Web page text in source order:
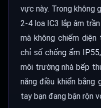
vực này. Trong không
2-4 loa IC3 lắp âm
mà không chiếm
chỉ số chống ẩm
môi trường nhà bếp
năng điều khiển bằng
tay bạn đang bận rộn